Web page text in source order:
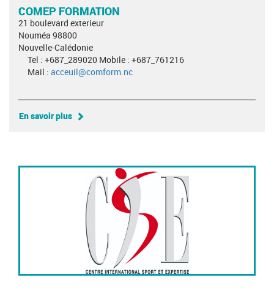
COMEP FORMATION
21 boulevard exterieur
Nouméa 98800
Nouvelle-Calédonie
Tel : +687_289020 Mobile : +687_761216
Mail : acceuil@comform.nc
En savoir plus